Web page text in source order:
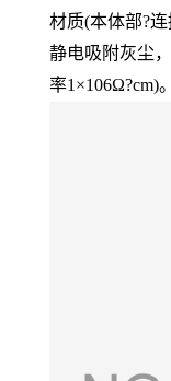
材质(本体部?
静电吸附灰尘
率1×106Ω?cm)。